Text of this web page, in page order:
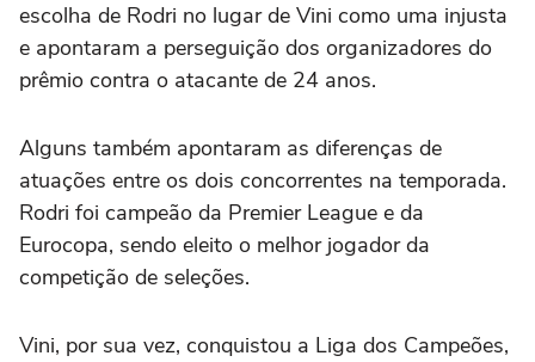
escolha de Rodri no lugar de Vini como uma injusta
e apontaram a perseguição dos organizadores do
prêmio contra o atacante de 24 anos.
Alguns também apontaram as diferenças de
atuações entre os dois concorrentes na temporada.
Rodri foi campeão da Premier League e da
Eurocopa, sendo eleito o melhor jogador da
competição de seleções.
Vini, por sua vez, conquistou a Liga dos Campeões,